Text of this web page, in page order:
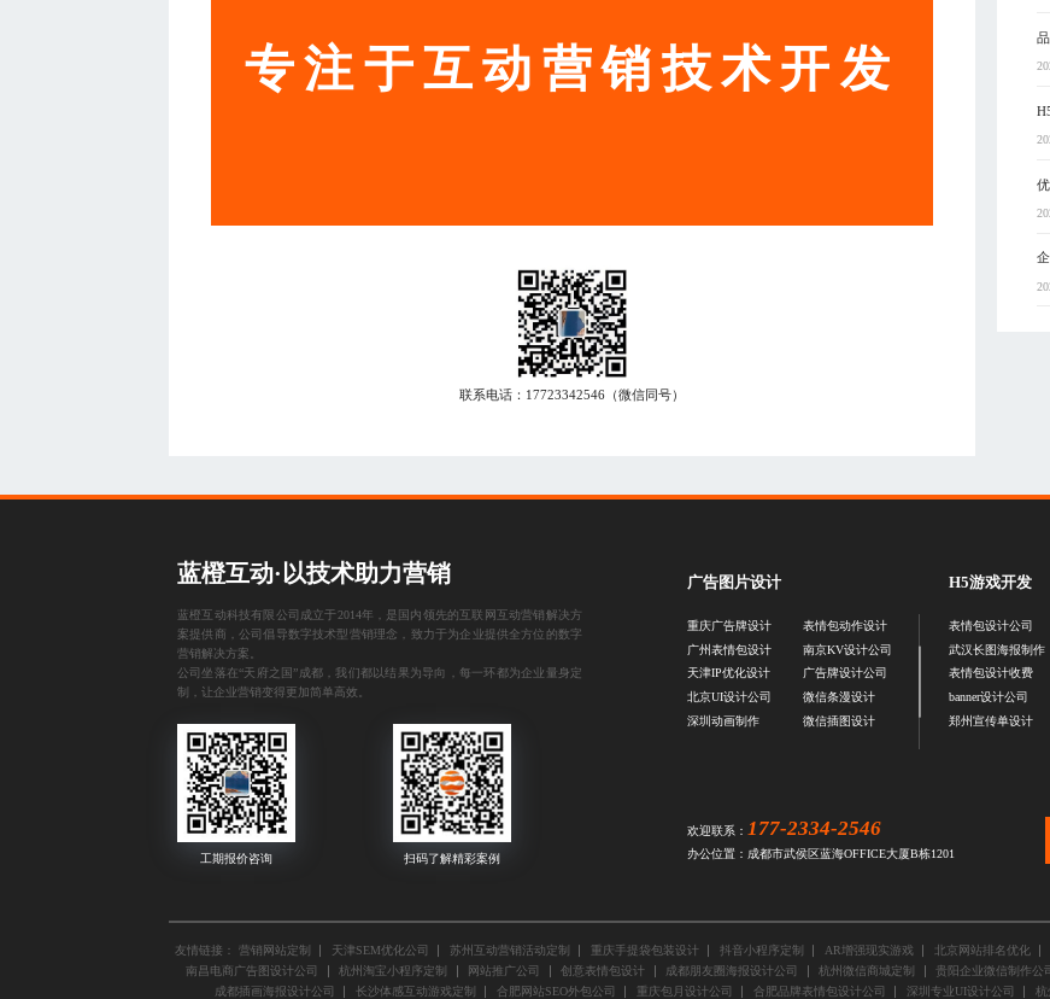
专注于互动营销技术开发
联系电话： 17723342546 （微信同号）
蓝橙互动·以技术助力营销
蓝橙互动科技有限公司成立于2014年，是国内领先的互联网互动营销解决方
案提供商，公司倡导数字技术型营销理念，致力于为企业提供全方位的数字
营销解决方案。
公司坐落在“天府之国”成都，我们都以结果为导向，每一环都为企业量身定
制，让企业营销变得更加简单高效。
广告图片设计
重庆广告牌设计
广州表情包设计
天津IP优化设计
北京UI设计公司
深圳动画制作
表情包动作设计
南京KV设计公司
广告牌设计公司
微信条漫设计
微信插图设计
H5游戏开发
表情包设计公司
武汉长图海报制作
表情包设计收费
banner设计公司
郑州宣传单设计
欢迎联系： 177-2334-2546
办公位置：成都市武侯区蓝海OFFICE大厦B栋1201
友情链接： 营销网站定制 天津SEM优化公司 苏州互动营销活动定制 重庆手提袋包装设计 抖音小程序定制 AR增强现实游戏 北京网站排名优化
南昌电商广告图设计公司
杭州淘宝小程序定制 网站推广公司 创意表情包设计 成都朋友圈海报设计公司 杭州微信商城定制 贵阳企业微信制作公
成都插画海报设计公司
长沙体感互动游戏定制 合肥网站SEO外包公司 重庆包月设计公司 合肥品牌表情包设计公司 深圳专业UI设计公司 杭